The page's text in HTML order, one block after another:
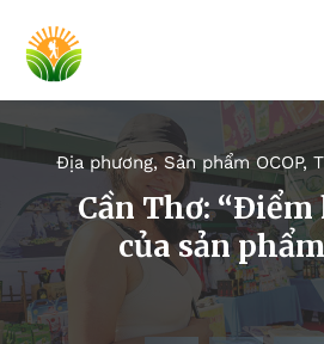
Địa phương,Sản phẩm OCOP,
Cần Thơ: “Ðiểm
của sản